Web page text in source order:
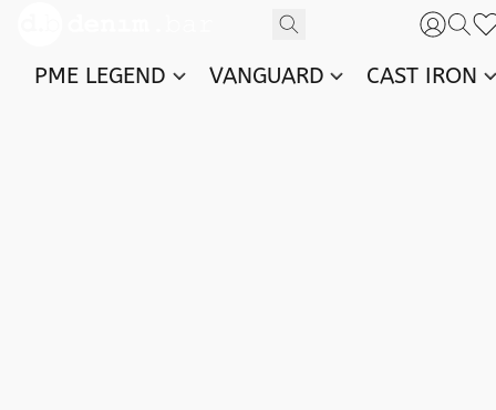
PME LEGEND VANGUARD CAST IRON